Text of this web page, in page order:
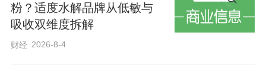
粉？适度水解品牌从低敏与
吸收双维度拆解
财经 2026-8-4